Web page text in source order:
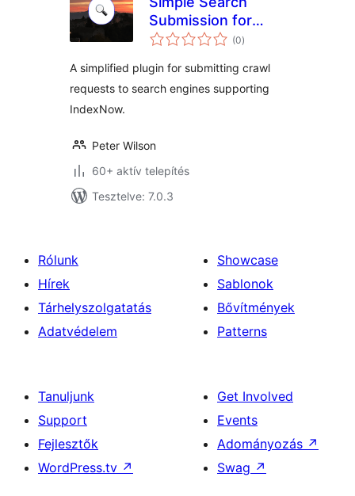
Submission for
IndexNow
(0értékelés
összesen
)
A simplified plugin for submitting crawl
requests to search engines supporting
IndexNow.
Peter Wilson
60+ aktív telepítés
Tesztelve: 7.0.3
Rólunk
Hírek
Tárhelyszolgatatás
Adatvédelem
Showcase
Sablonok
Bővítmények
Patterns
Tanuljunk
Support
Fejlesztők
WordPress.tv ↗
Get Involved
Events
Adományozás ↗
Swag ↗